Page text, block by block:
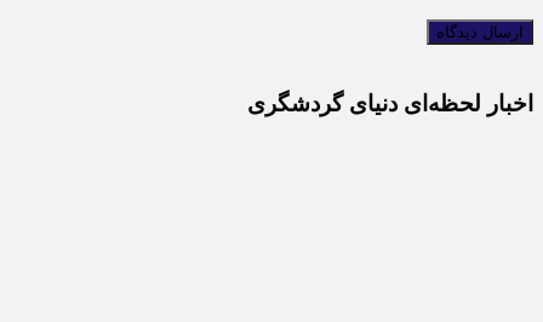
اخبار لحظه‌ای دنیای گردشگری